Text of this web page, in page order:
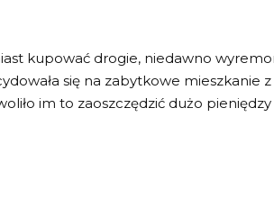
kupować drogie, niedawno
się na zabytkowe mieszkanie
im to zaoszczędzić dużo